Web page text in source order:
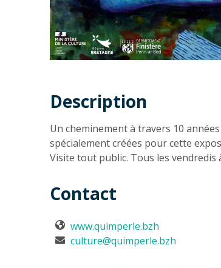
Description
Description
Un cheminement à travers 10
spécialement créées pour cette
Visite tout public. Tous les vendredis
Contact
www.quimperle.bzh
culture@quimperle.bzh